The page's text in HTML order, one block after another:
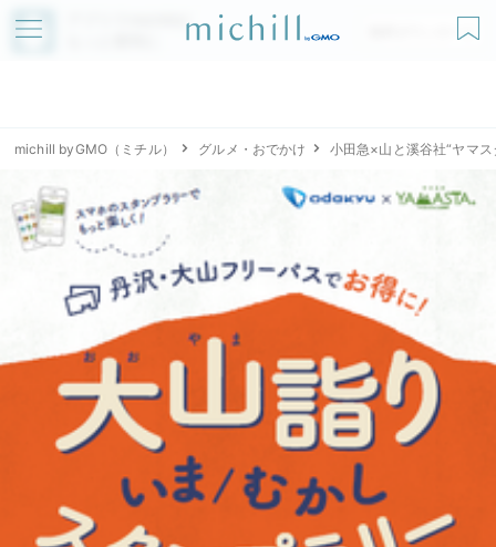
アプリでmichillが
無料ダウンロード
michill byGMO（ミチル） グルメ・おでかけ 小田急×山と溪谷社“ヤマ